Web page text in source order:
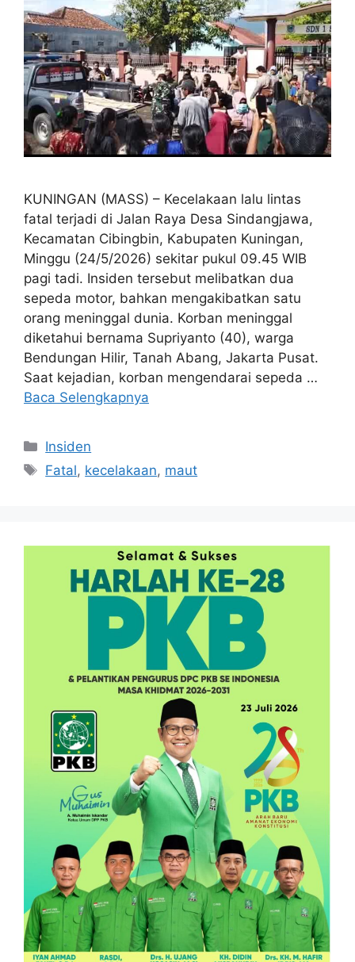
KUNINGAN (MASS) – Kecelakaan lalu lintas
fatal terjadi di Jalan Raya Desa Sindangjawa,
Kecamatan Cibingbin, Kabupaten Kuningan,
Minggu (24/5/2026) sekitar pukul 09.45 WIB
pagi tadi. Insiden tersebut melibatkan dua
sepeda motor, bahkan mengakibatkan satu
orang meninggal dunia. Korban meninggal
diketahui bernama Supriyanto (40), warga
Bendungan Hilir, Tanah Abang, Jakarta Pusat.
Saat kejadian, korban mengendarai sepeda …
Baca Selengkapnya
Kategori
Insiden
Tag
Fatal, kecelakaan, maut